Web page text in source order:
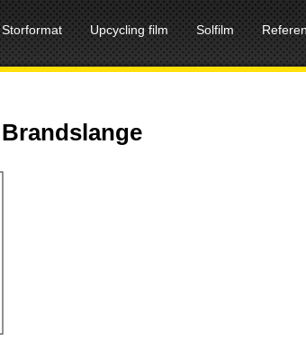
Storformat Upcycling film Solfilm